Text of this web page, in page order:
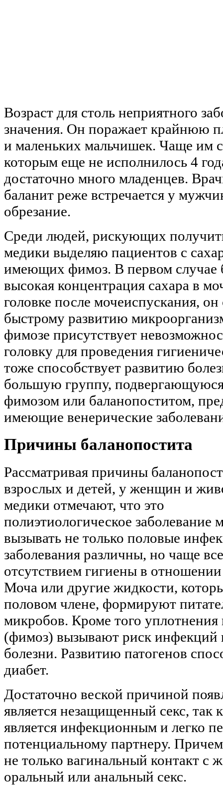
Возраст для столь неприятного
значения. Он поражает крайнюю
и маленьких мальчишек. Чаще им
которым еще не исполнилось 4
достаточно много младенцев.
баланит реже встречается у
обрезание.
Среди людей, рискующих
медики выделяю пациентов с
имеющих фимоз. В первом случае
высокая концентрация сахара в
головке после мочеиспускания, он
быстрому развитию
фимозе присутствует
головку для проведения
тоже способствует развитию
большую группу, подвергающуюся
фимозом или баланопоститом,
имеющие венерические
Причины баланопостита
Рассматривая причины
взрослых и детей, у женщин и
медики отмечают, что это
полиэтиологическое заболевание
вызывать не только половые
заболевания различны, но чаще
отсутствием гигиены в
Моча или другие жидкости,
половом члене, формируют
микробов. Кроме того уплотнения
(фимоз) вызывают риск инфекций
болезни. Развитию патогенов
диабет.
Достаточно веской причиной
является незащищенный секс, так
является инфекционным и легко
потенциальному партнеру.
не только вагинальный контакт с
оральный или анальный секс.